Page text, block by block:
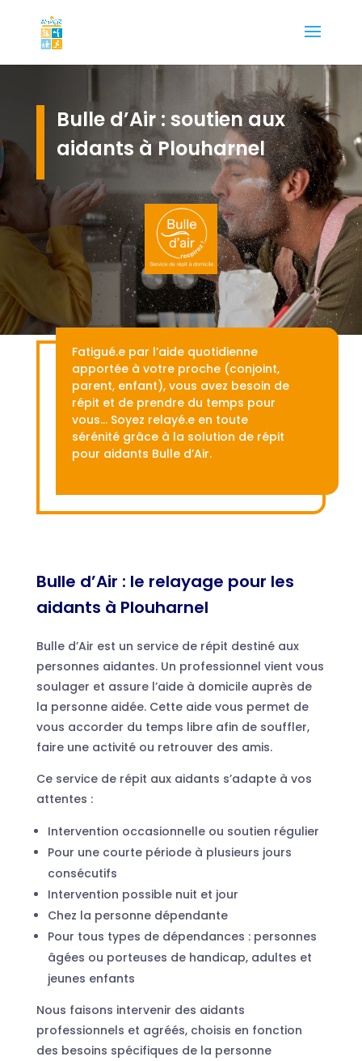
Bulle d’Air : soutien aux
aidants à Plouharnel
Fatigué.e par l’aide quotidienne
apportée à votre proche (conjoint,
parent, enfant), vous avez besoin de
répit et de prendre du temps pour
vous… Soyez relayé.e en toute
sérénité grâce à la solution de répit
pour aidants Bulle d’Air.
Bulle d’Air : le relayage pour les
aidants à Plouharnel
Bulle d’Air est un service de répit destiné aux
personnes aidantes. Un professionnel vient vous
soulager et assure l’aide à domicile auprès de
la personne aidée. Cette aide vous permet de
vous accorder du temps libre afin de souffler,
faire une activité ou retrouver des amis.
Ce service de répit aux aidants s’adapte à vos
attentes :
Intervention occasionnelle ou soutien régulier
Pour une courte période à plusieurs jours
consécutifs
Intervention possible nuit et jour
Chez la personne dépendante
Pour tous types de dépendances : personnes
âgées ou porteuses de handicap, adultes et
jeunes enfants
Nous faisons intervenir des aidants
professionnels et agréés, choisis en fonction
des besoins spécifiques de la personne